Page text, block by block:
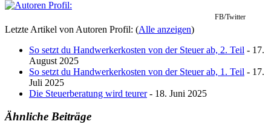
FB/Twitter
Letzte Artikel von Autoren Profil: (Alle anzeigen)
So setzt du Handwerkerkosten von der Steuer ab, 2. Teil - 17.
August 2025
So setzt du Handwerkerkosten von der Steuer ab, 1. Teil - 17.
Juli 2025
Die Steuerberatung wird teurer- 18. Juni 2025
Ähnliche Beiträge